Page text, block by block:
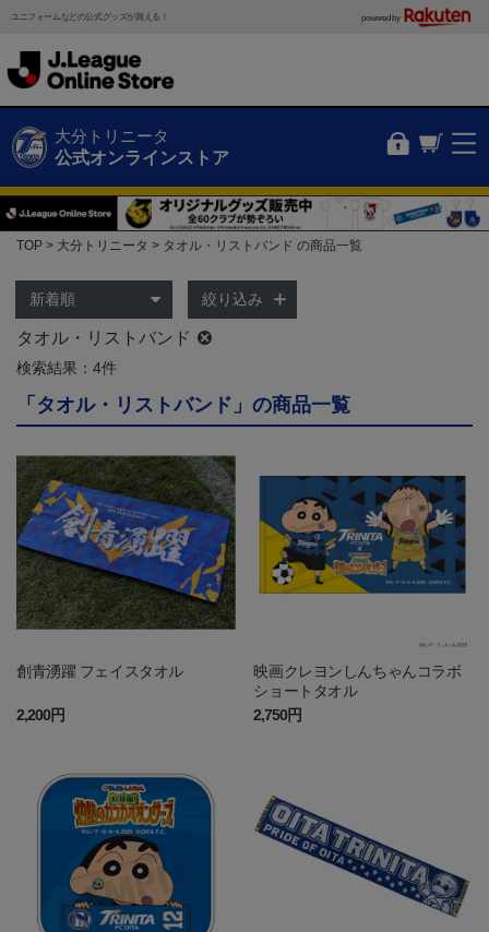
ユニフォームなどの公式グッズが買える！ powered by
大分トリニータ
公式オンラインストア
TOP 大分トリニータ タオル・リストバンド の商品一覧
絞り込み
タオル・リストバンド
検索結果：4件
「タオル・リストバンド」の商品一覧
創青湧躍 フェイスタオル
2,200円
映画クレヨンしんちゃんコラボ
ショートタオル
2,750円